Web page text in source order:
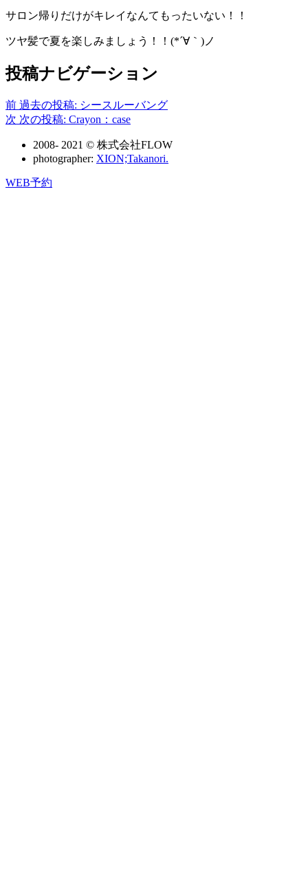
サロン帰りだけがキレイなんてもったいない！！
ツヤ髪で夏を楽しみましょう！！(*´∀｀)ノ
投稿ナビゲーション
前 過去の投稿: シースルーバング
次 次の投稿: Crayon：case
2008- 2021 © 株式会社FLOW
photographer: XION;Takanori.
WEB予約